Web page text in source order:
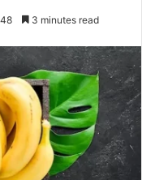
3 minutes read